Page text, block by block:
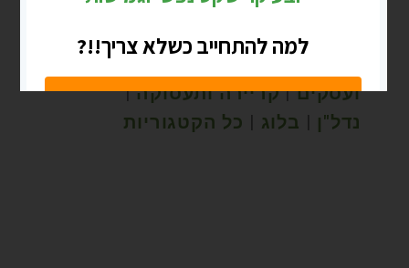
ועסקים|קריירה ותעסוקה|
נדל"ן | בלוג | כל הקטגוריות